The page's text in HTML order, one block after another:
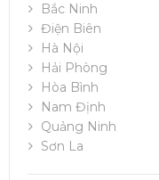
Bắc Ninh
Điện Biên
Hà Nội
Hải Phòng
Hòa Bình
Nam Định
Quảng Ninh
Sơn La